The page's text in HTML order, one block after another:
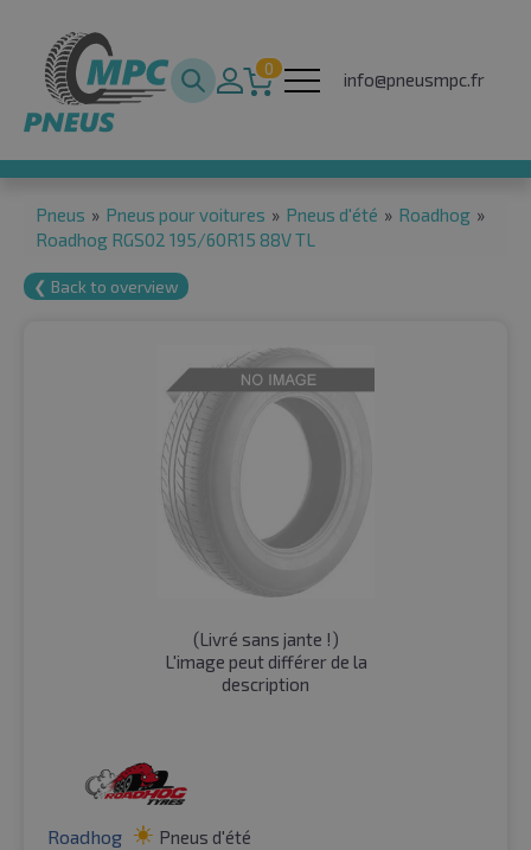
0
info@pneusmpc.fr
Pneus » Pneus pour voitures » Pneus d'été » Roadhog »
Roadhog RGS02 195/60R15 88V TL
❮ Back to overview
(Livré sans jante !)
L'image peut différer de la
description
Roadhog Pneus d'été